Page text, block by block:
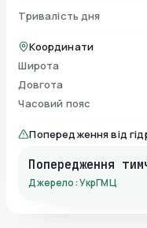
Тривалість дня
Координати
Широта
Довгота
Часовий пояс
Попередження від
Попередження
Джерело: УкрГМЦ